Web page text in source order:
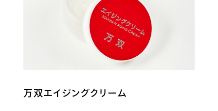
万双エイジングクリーム